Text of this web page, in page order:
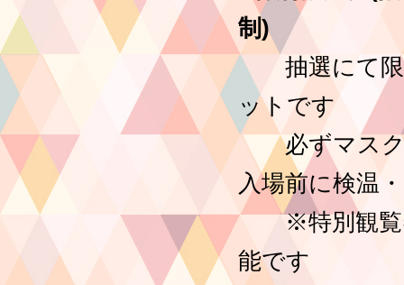
制)
抽選にて限定
ットです
必ずマスク
入場前に検温
※特別観覧券
能です